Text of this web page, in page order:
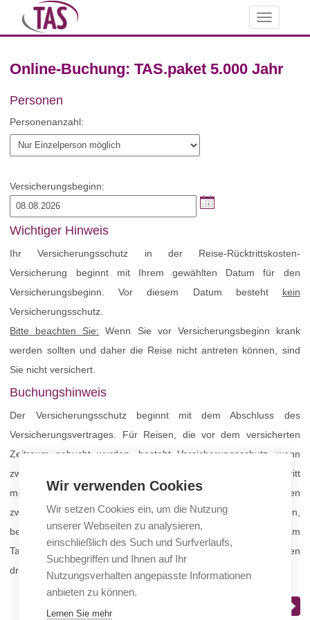
Toggle
navigation
Online-Buchung: TAS.paket 5.000 Jahr
Personen
Personenanzahl:
Versicherungsbeginn:
Wichtiger Hinweis
Ihr Versicherungsschutz in der Reise-Rücktrittskosten-
Versicherung beginnt mit Ihrem gewählten Datum für den
Versicherungsbeginn. Vor diesem Datum besteht kein
Versicherungsschutz.
Bitte beachten Sie: Wenn Sie vor Versicherungsbeginn krank
werden sollten und daher die Reise nicht antreten können, sind
Sie nicht versichert.
Buchungshinweis
Der Versicherungsschutz beginnt mit dem Abschluss des
Versicherungsvertrages. Für Reisen, die vor dem versicherten
Zeitraum gebucht wurden, besteht Versicherungsschutz, wenn
zwischen Vertragsbeginn und planmäßigem Reiseantritt
mindestens 30 Tage liegen. Für Reisebuchungen, bei denen
zwischen Buchung und Reisebeginn weniger als 30 Tage liegen,
besteht Versicherungsschutz, wenn der Versicherungsvertrag am
Tag der Reisebuchung oder spätestens innerhalb der nächsten
drei Werktage beginnt.
Wir verwenden Cookies
Wir setzen Cookies ein, um die Nutzung
unserer Webseiten zu analysieren,
einschließlich des Such und Surfverlaufs,
Suchbegriffen und Ihnen auf Ihr
Nutzungsverhalten angepasste Informationen
anbieten zu können.
Lernen Sie mehr